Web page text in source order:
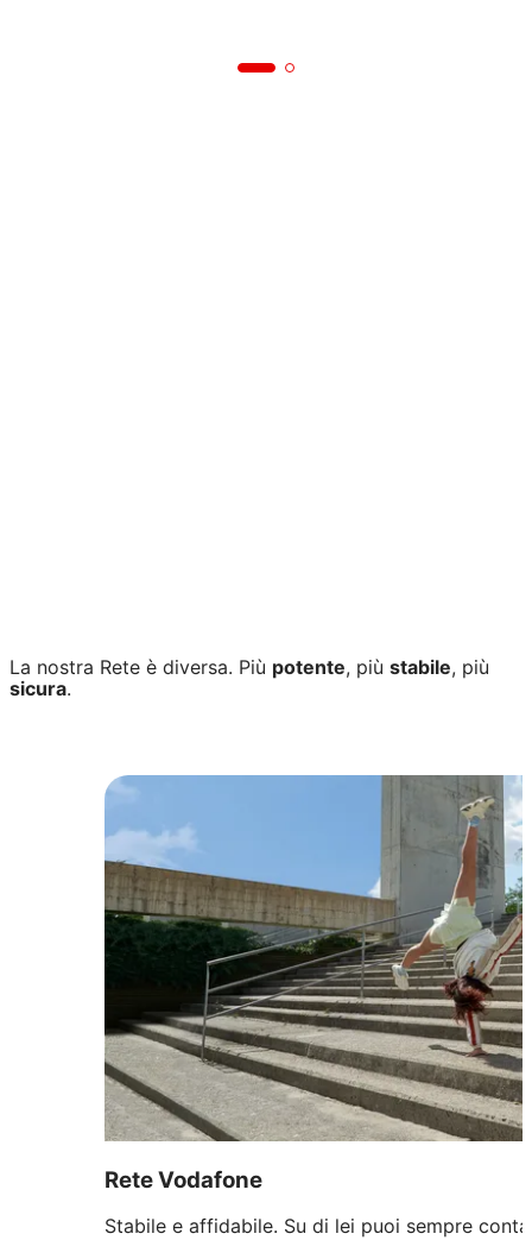
La nostra Rete è diversa. Più potente, più stabile, più
sicura.
Rete Vodafone
Stabile e affidabile. Su di lei puoi sempre